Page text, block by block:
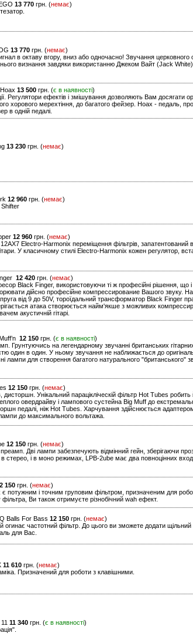
13 770 грн. (немає)
13 770 грн. (немає)
в октаву вгору, вниз або одночасно! Звучання церковного
визнання завдяки використанню Джеком Вайт (Jack
13 500 грн. (є в наявності)
Регулятори ефектів і змішування дозволяють Вам досягати
хорового мерехтіння, до багатого фейзер. Hoax - педаль,
в одній педалі.
13 230 грн. (немає)
12 960 грн. (немає)
12 960 грн. (немає)
Electro-Harmonix переміщення фільтрів, запатентований
У класичному стилі Electro-Harmonix кожен регулятор,
12 420 грн. (немає)
Black Finger, використовуючи ті ж професійні рішення, що і
дійсно професійне компрессирование Вашого звуку.
від 9 до 50V, тороїдальний трансформатор Black Finger
атака створюється найм'якше з можливих
акустичній гітарі.
12 150 грн. (є в наявності)
Грунтуючись на легендарному звучанні британських
один в один. У ньому звучання не наближається до
лампи для створення багатого натурального "британського"
12 150 грн. (немає)
Унікальний парацікліческій фільтр Hot Tubes
овердрайву і лампового сустейна Big Muff до
педалі, ніж Hot Tubes. Харчування здійснюється
до максимального вольтажа.
12 150 грн. (немає)
Дві лампи забезпечують відмінний гейн, зберігаючи
стерео, і в моно режимах, LPB-2ube має два повноцінних
150 грн. (немає)
є потужним і точним груповим фільтром, призначеним для
Ви також отримуєте різнобічний wah ефект.
Balls For Bass 12 150 грн. (немає)
огинає частотний фільтр. До цього ви зможете додати
для Вас.
11 610 грн. (немає)
Призначений для роботи з клавішними.
11 340 грн. (є в наявності)